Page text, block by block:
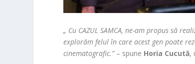
„ Cu CAZUL SAMCA, ne-am propus să
explorăm felul în care acest gen poate
cinematografic.” – spune Horia Cucută,